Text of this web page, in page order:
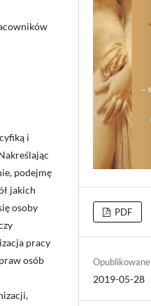
i
podejmę
jakich
osoby
pracy
osób
PDF
Opublikowane
2019-05-28